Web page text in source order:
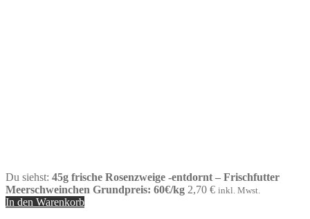
Du siehst: 45g frische Rosenzweige -entdornt – Frischfutter
Meerschweinchen Grundpreis: 60€/kg 2,70 € inkl. Mwst.
In den Warenkorb